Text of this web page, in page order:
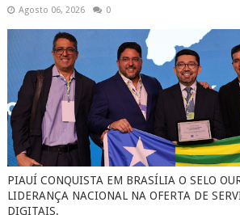
Agosto 06, 2026 0
PIAUÍ CONQUISTA EM BRASÍLIA O SELO
LIDERANÇA NACIONAL NA OFERTA DE
DIGITAIS.